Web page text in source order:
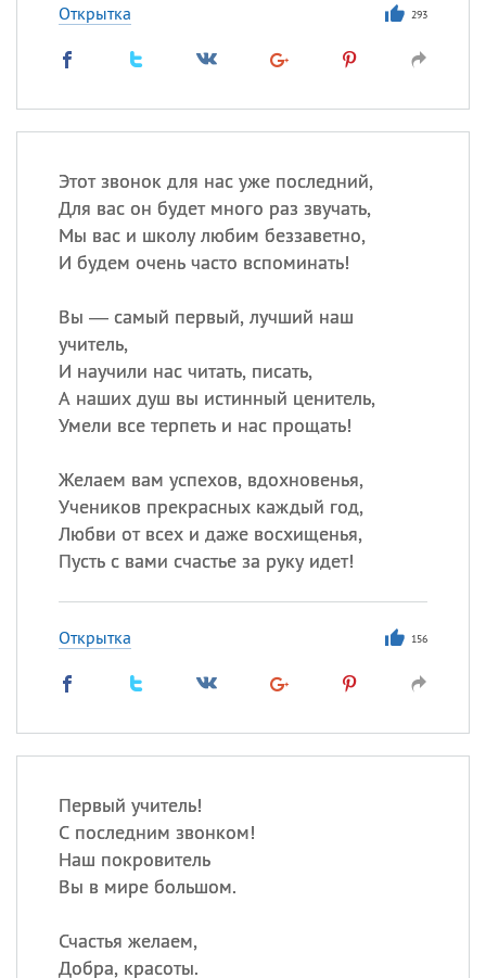
Открытка 293
Этот звонок для нас уже последний,
Для вас он будет много раз звучать,
Мы вас и школу любим беззаветно,
И будем очень часто вспоминать!
Вы — самый первый, лучший наш
учитель,
И научили нас читать, писать,
А наших душ вы истинный ценитель,
Умели все терпеть и нас прощать!
Желаем вам успехов, вдохновенья,
Учеников прекрасных каждый год,
Любви от всех и даже восхищенья,
Пусть с вами счастье за руку идет!
Открытка 156
Первый учитель!
С последним звонком!
Наш покровитель
Вы в мире большом.
Счастья желаем,
Добра, красоты.